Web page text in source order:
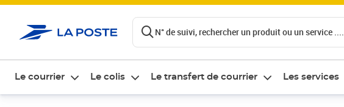
N° de suivi, rechercher un produit ou un service ....
Le courrier Le colis Le transfert de courrier Les services